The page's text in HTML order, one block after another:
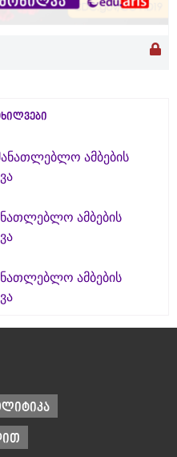
ამბების
ამბების
ამბების